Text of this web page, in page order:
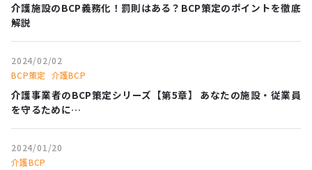
介護施設のBCP義務化！罰則はある？BCP策定のポイントを徹底
解説
2024/02/02
BCP策定 介護BCP
介護事業者のBCP策定シリーズ【第5章】 あなたの施設・従業員
を守るために…
2024/01/20
介護BCP